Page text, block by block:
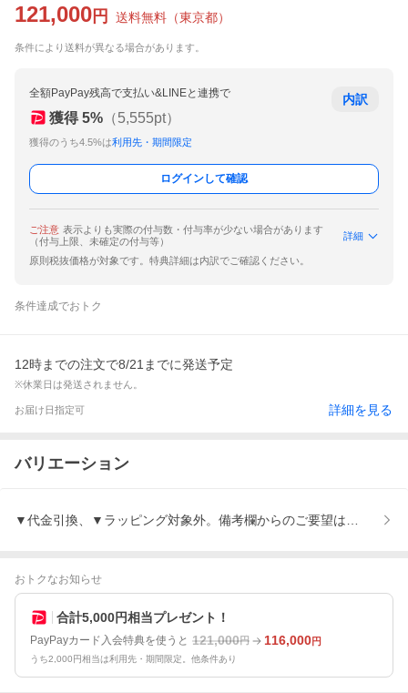
121,000 円 送料無料 （東京都）
条件により送料が異なる場合があります。
全額PayPay残高で支払い&LINEと連携で
獲得 5% （5,555pt）
獲得のうち4.5%は利用先・期間限定
内訳
ログインして確認
ご注意 表示よりも実際の付与数・付与率が少ない場合があります
（付与上限、未確定の付与等）
詳細
原則税抜価格が対象です。特典詳細は内訳でご確認ください。
条件達成でおトク
12時までの注文で8/21までに発送予定
※休業日は発送されません。
お届け日指定可 詳細を見る
バリエーション
▼代金引換、▼ラッピング対象外。備考欄からのご要望は自動削
おトクなお知らせ
合計5,000円相当プレゼント！
PayPayカード入会特典を使うと 121,000円 116,000円
うち2,000円相当は利用先・期間限定。他条件あり